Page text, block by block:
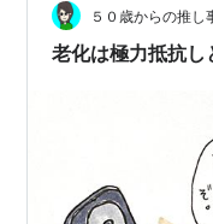
ったのでした😝 「蓋
向かって忙しくなる
５０歳からの推し
老化は極力抵抗し